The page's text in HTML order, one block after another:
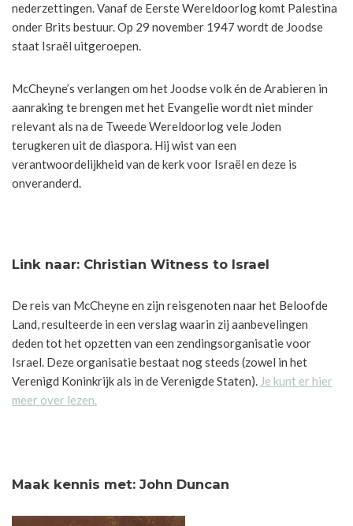
nederzettingen. Vanaf de Eerste Wereldoorlog komt Palestina
onder Brits bestuur. Op 29 november 1947 wordt de Joodse
staat Israël uitgeroepen.
McCheyne’s verlangen om het Joodse volk én de Arabieren in
aanraking te brengen met het Evangelie wordt niet minder
relevant als na de Tweede Wereldoorlog vele Joden
terugkeren uit de diaspora. Hij wist van een
verantwoordelijkheid van de kerk voor Israël en deze is
onveranderd.
Link naar: Christian Witness to Israel
De reis van McCheyne en zijn reisgenoten naar het Beloofde
Land, resulteerde in een verslag waarin zij aanbevelingen
deden tot het opzetten van een zendingsorganisatie voor
Israel. Deze organisatie bestaat nog steeds (zowel in het
Verenigd Koninkrijk als in de Verenigde Staten). Je kunt er hier
meer over lezen.
Maak kennis met: John Duncan